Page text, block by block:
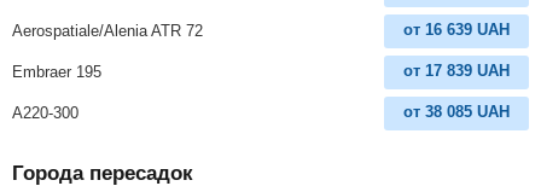
Aerospatiale/Alenia ATR 72 от 16 639 UAH
Embraer 195 от 17 839 UAH
A220-300 от 38 085 UAH
Города пересадок